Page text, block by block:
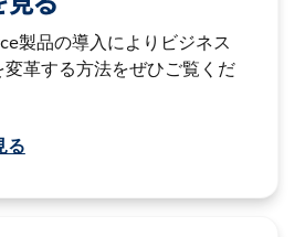
製品の導入によりビジネス
変革する方法をぜひご覧くだ
る